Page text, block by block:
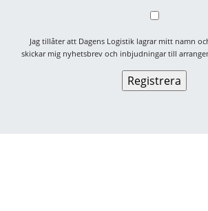
Jag tillåter att Dagens Logistik lagrar mitt namn
skickar mig nyhetsbrev och inbjudningar till